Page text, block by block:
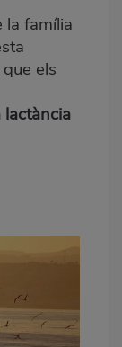
la família
els
lactància